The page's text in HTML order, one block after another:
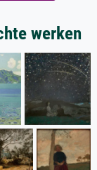
werken